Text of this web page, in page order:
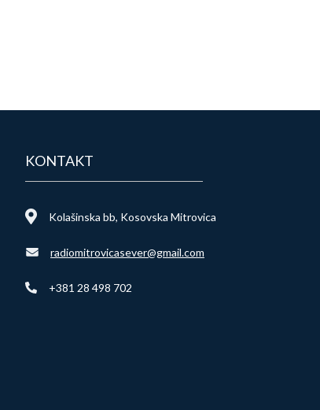
KONTAKT
Kolašinska bb, Kosovska Mitrovica
radiomitrovicasever@gmail.com
+381 28 498 702